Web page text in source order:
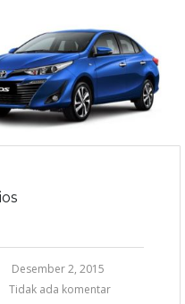
Desember 2, 2015
Tidak ada komentar